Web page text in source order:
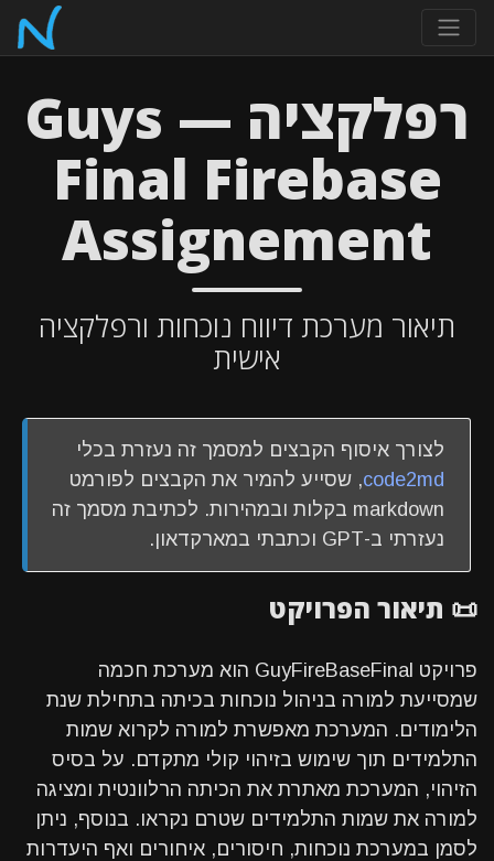
רפלקציה — Guys
Final Firebase
Assignement
תיאור מערכת דיווח נוכחות ורפלקציה
אישית
לצורך איסוף הקבצים למסמך זה נעזרת בכלי
code2md, שסייע להמיר את הקבצים לפורמט
markdown בקלות ובמהירות. לכתיבת מסמך זה
נעזרתי ב-GPT וכתבתי במארקדאון.
📜 תיאור הפרויקט
פרויקט GuyFireBaseFinal הוא מערכת חכמה
שמסייעת למורה בניהול נוכחות בכיתה בתחילת שנת
הלימודים. המערכת מאפשרת למורה לקרוא שמות
התלמידים תוך שימוש בזיהוי קולי מתקדם. על בסיס
הזיהוי, המערכת מאתרת את הכיתה הרלוונטית ומציגה
למורה את שמות התלמידים שטרם נקראו. בנוסף, ניתן
לסמן במערכת נוכחות, חיסורים, איחורים ואף היעדרות